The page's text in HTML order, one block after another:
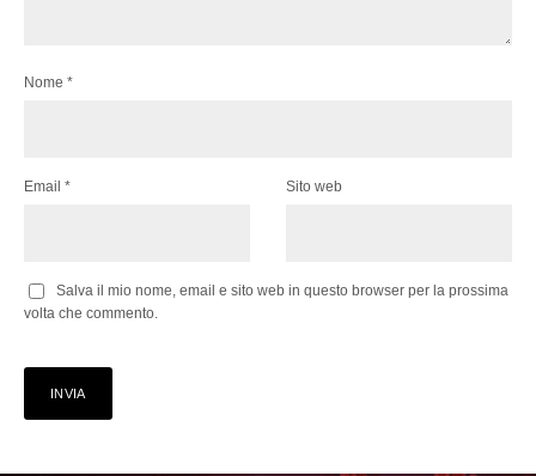
Nome *
Email * Sito web
Salva il mio nome, email e sito web in questo browser per la prossima
volta che commento.